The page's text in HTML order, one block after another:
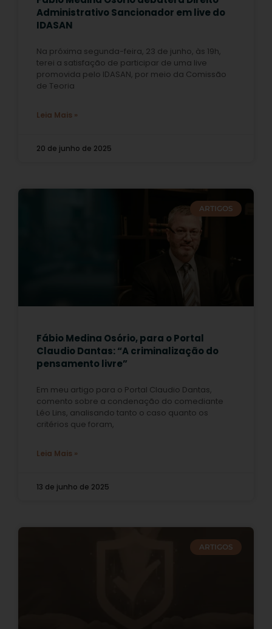
Administrativo Sancionador em live do
IDASAN
Na próxima segunda-feira, 23 de junho, às 19h,
terei a satisfação de participar de uma live
promovida pelo IDASAN, por meio da Comissão
de Teoria
Leia Mais »
20 de junho de 2025
ARTIGOS
Fábio Medina Osório, para o Portal
Claudio Dantas: “A criminalização do
pensamento livre”
Em meu artigo para o Portal Claudio Dantas,
comento sobre a condenação do comediante
Léo Lins, analisando tanto o caso quanto os
critérios que foram,
Leia Mais »
13 de junho de 2025
ARTIGOS